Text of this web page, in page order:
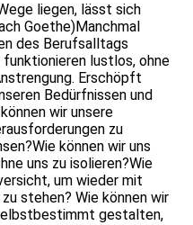
liegen, lässt sich
Goethe)Manchmal
des Berufsalltags
lustlos, ohne
Erschöpft
Bedürfnissen und
wir unsere
zu
können wir uns
uns zu isolieren?Wie
um wieder mit
stehen? Wie können wir
gestalten,